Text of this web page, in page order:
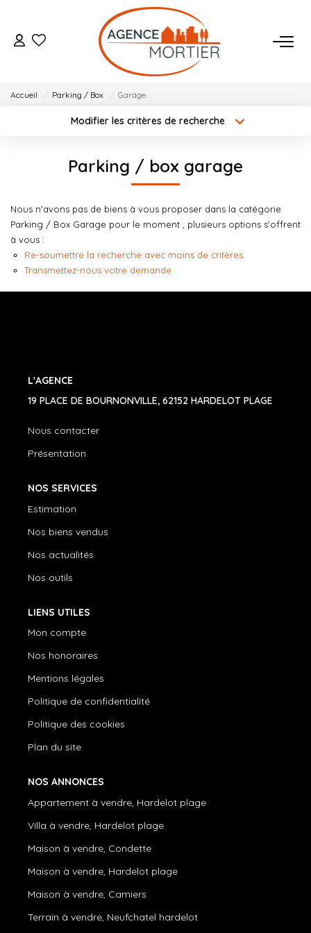
ACHETER
Qui Sommes Nous
Notre Équipe
Nos Actualités
Accueil Parking / Box Garage
Modifier les critères de recherche
Budget max
Plus de critères Créer une alerte
Parking / box garage
Nous n'avons pas de biens à vous proposer dans la catégorie
Parking / Box Garage pour le moment , plusieurs options s'offrent
à vous :
Re-soumettre la recherche avec moins de critères.
Transmettez-nous votre demande
L'AGENCE
19 PLACE DE BOURNONVILLE, 62152 HARDELOT PLAGE
Nous contacter
Présentation
NOS SERVICES
Estimation
Nos biens vendus
Nos actualités
Nos outils
LIENS UTILES
Mon compte
Nos honoraires
Mentions légales
Politique de confidentialité
Politique des cookies
Plan du site
NOS ANNONCES
Appartement à vendre, Hardelot plage
Villa à vendre, Hardelot plage
Maison à vendre, Condette
Maison à vendre, Hardelot plage
Maison à vendre, Camiers
Terrain à vendre, Neufchatel hardelot